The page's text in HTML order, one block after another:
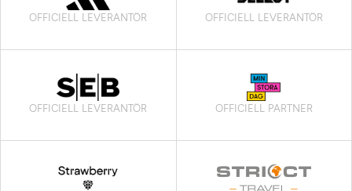
OFFICIELL LEVERANTÖR OFFICIELL LEVERANTÖR
OFFICIELL LEVERANTÖR OFFICIELL PARTNER